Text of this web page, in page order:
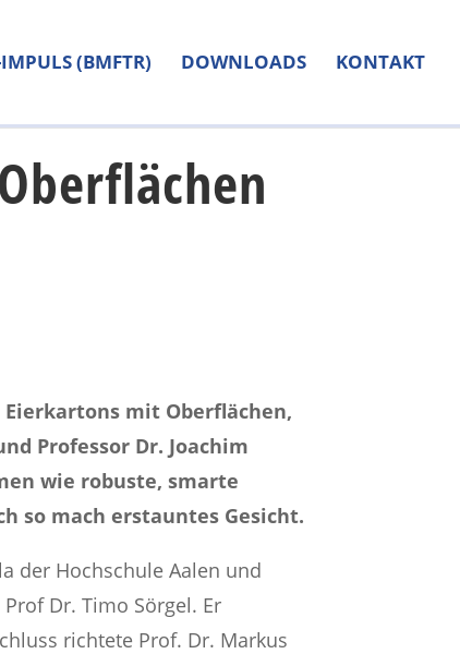
(BMFTR) DOWNLOADS KONTAKT
mit Oberflächen,
Professor Dr. Joachim
wie robuste, smarte
so mach erstauntes Gesicht.
der Hochschule Aalen und
Dr. Timo Sörgel. Er
richtete Prof. Dr. Markus